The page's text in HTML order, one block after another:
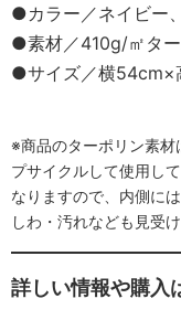
●カラー／ネイビー
●素材／410g/㎡ター
●サイズ／横
※商品のターポリン素材
プサイクルして使用し
なりますので、内側に
しわ・汚れなども見受
詳しい情報や購入